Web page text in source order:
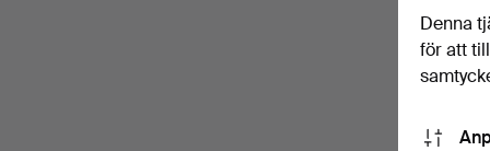
Denna
för att